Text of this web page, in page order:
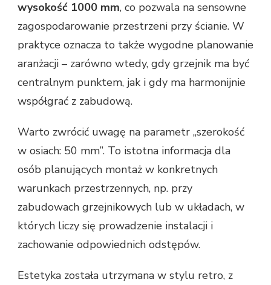
wysokość 1000 mm, co pozwala na sensowne
zagospodarowanie przestrzeni przy ścianie. W
praktyce oznacza to także wygodne planowanie
aranżacji – zarówno wtedy, gdy grzejnik ma być
centralnym punktem, jak i gdy ma harmonijnie
współgrać z zabudową.
Warto zwrócić uwagę na parametr „szerokość
w osiach: 50 mm”. To istotna informacja dla
osób planujących montaż w konkretnych
warunkach przestrzennych, np. przy
zabudowach grzejnikowych lub w układach, w
których liczy się prowadzenie instalacji i
zachowanie odpowiednich odstępów.
Estetyka została utrzymana w stylu retro, z